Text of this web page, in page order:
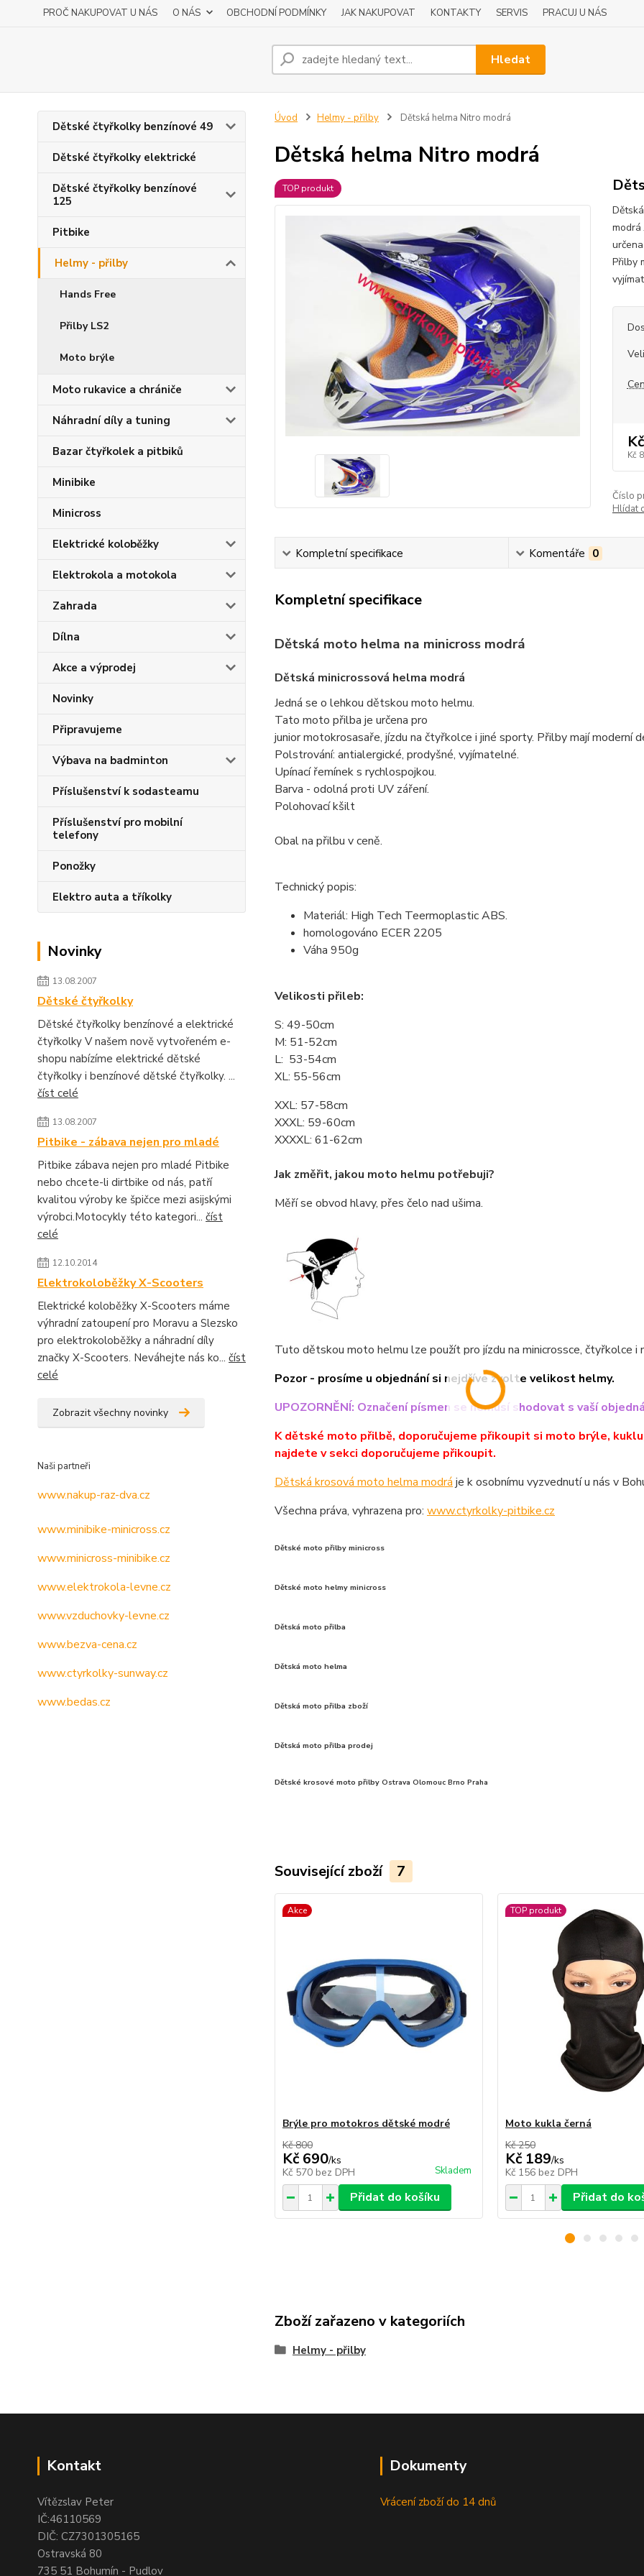
PROČ NAKUPOVAT U NÁS O NÁS OBCHODNÍ PODMÍNKY JAK NAKUPOVAT KONTAKTY SERVIS PRACUJ U NÁS
Hledat
Dětské čtyřkolky benzínové 49
Dětské čtyřkolky elektrické
Dětské čtyřkolky benzínové
125
Pitbike
Helmy - přilby
Hands Free
Přilby LS2
Moto brýle
Moto rukavice a chrániče
Náhradní díly a tuning
Bazar čtyřkolek a pitbiků
Minibike
Minicross
Elektrické koloběžky
Elektrokola a motokola
Zahrada
Dílna
Akce a výprodej
Novinky
Připravujeme
Výbava na badminton
Příslušenství k sodasteamu
Příslušenství pro mobilní
telefony
Ponožky
Elektro auta a tříkolky
Novinky
13.08.2007
Dětské čtyřkolky
Dětské čtyřkolky benzínové a elektrické
čtyřkolky V našem nově vytvořeném e-
shopu nabízíme elektrické dětské
čtyřkolky i benzínové dětské čtyřkolky. ...
číst celé
13.08.2007
Pitbike - zábava nejen pro mladé
Pitbike zábava nejen pro mladé Pitbike
nebo chcete-li dirtbike od nás, patří
kvalitou výroby ke špičce mezi asijskými
výrobci.Motocykly této kategori... číst
celé
12.10.2014
Elektrokoloběžky X-Scooters
Elektrické koloběžky X-Scooters máme
výhradní zatoupení pro Moravu a Slezsko
pro elektrokoloběžky a náhradní díly
značky X-Scooters. Neváhejte nás ko... číst
celé
Zobrazit všechny novinky
Naši partneři
www.nakup-raz-dva.cz
www.minibike-minicross.cz
www.minicross-minibike.cz
www.elektrokola-levne.cz
www.vzduchovky-levne.cz
www.bezva-cena.cz
www.ctyrkolky-sunway.cz
www.bedas.cz
Úvod Helmy - přilby Dětská helma Nitro modrá
Dětská helma Nitro modrá
TOP produkt
Přilby
Kč
Číslo
Hlídat
Kompletní specifikace Komentáře 0
Kompletní specifikace
Dětská moto helma na minicross modrá
Dětská minicrossová helma modrá
Jedná se o lehkou dětskou moto helmu.
Tato moto přilba je určena pro
junior motokrosasaře, jízdu na čtyřkolce i jiné sporty. Přilby mají moderní
Polstrování: antialergické, prodyšné, vyjímatelné.
Upínací řemínek s rychlospojkou.
Barva - odolná proti UV záření.
Polohovací kšilt
Obal na přilbu v ceně.
Technický popis:
Materiál: High Tech Teermoplastic ABS.
homologováno ECER 2205
Váha 950g
Velikosti přileb:
S: 49-50cm
M: 51-52cm
L: 53-54cm
XL: 55-56cm
XXL: 57-58cm
XXXL: 59-60cm
XXXXL: 61-62cm
Jak změřit, jakou moto helmu potřebuji?
Měří se obvod hlavy, přes čelo nad ušima.
Tuto dětskou moto helmu lze použít pro jízdu na minicrossce, čtyřkolce i
Pozor - prosíme u objednání si nejdříve zvolte velikost helmy.
UPOZORNĚNÍ: Označení písmen se nemusí shodovat s vaší
K dětské moto přilbě, doporučujeme přikoupit si moto brýle,
najdete v sekci doporučujeme přikoupit.
Dětská krosová moto helma modráje k osobnímu vyzvednutí u nás v
Všechna práva, vyhrazena pro: www.ctyrkolky-pitbike.cz
Dětské moto přilby minicross
Dětské moto helmy minicross
Dětská moto přilba
Dětská moto helma
Dětská moto přilba zboží
Dětská moto přilba prodej
Dětské krosové moto přilby Ostrava Olomouc Brno Praha
Související zboží 7
Akce
Brýle pro motokros dětské modré
Kč 800
Kč 690/ks
Kč 570 bez DPH Skladem
Přidat do košíku
TOP produkt
Moto kukla černá
Kč 250
Kč 189/ks
Kč 156 bez DPH
Přidat do
Zboží zařazeno v kategoriích
Helmy - přilby
Kontakt
Vítězslav Peter
IČ:46110569
DIČ: CZ7301305165
Ostravská 80
735 51 Bohumín - Pudlov
Dokumenty
Vrácení zboží do 14 dnů